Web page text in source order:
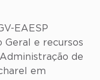
EAESP
e recursos
de
em